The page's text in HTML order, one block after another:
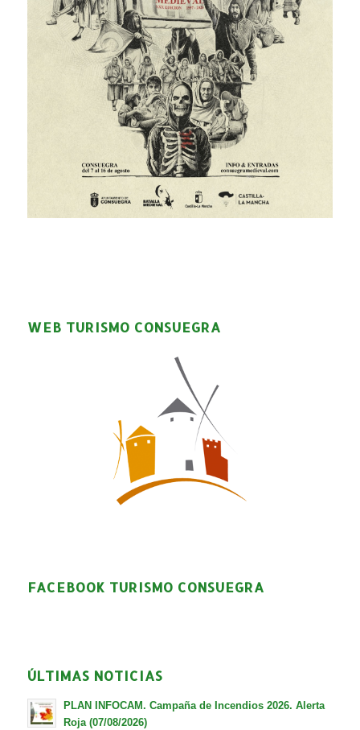
WEB TURISMO CONSUEGRA
FACEBOOK TURISMO CONSUEGRA
ÚLTIMAS NOTICIAS
PLAN INFOCAM. Campaña de Incendios 2026. Alerta
Roja (07/08/2026)